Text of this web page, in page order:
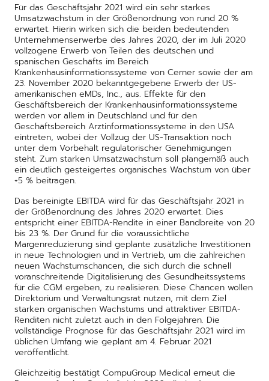
Für das Geschäftsjahr 2021 wird ein sehr starkes
Umsatzwachstum in der Größenordnung von rund 20 %
erwartet. Hierin wirken sich die beiden bedeutenden
Unternehmenserwerbe des Jahres 2020, der im Juli 2020
vollzogene Erwerb von Teilen des deutschen und
spanischen Geschäfts im Bereich
Krankenhausinformationssysteme von Cerner sowie der am
23. November 2020 bekanntgegebene Erwerb der US-
amerikanischen eMDs, Inc., aus. Effekte für den
Geschäftsbereich der Krankenhausinformationssysteme
werden vor allem in Deutschland und für den
Geschäftsbereich Arztinformationssysteme in den USA
eintreten, wobei der Vollzug der US-Transaktion noch
unter dem Vorbehalt regulatorischer Genehmigungen
steht. Zum starken Umsatzwachstum soll plangemäß auch
ein deutlich gesteigertes organisches Wachstum von über
+5 % beitragen.
Das bereinigte EBITDA wird für das Geschäftsjahr 2021 in
der Größenordnung des Jahres 2020 erwartet. Dies
entspricht einer EBITDA-Rendite in einer Bandbreite von 20
bis 23 %. Der Grund für die voraussichtliche
Margenreduzierung sind geplante zusätzliche Investitionen
in neue Technologien und in Vertrieb, um die zahlreichen
neuen Wachstumschancen, die sich durch die schnell
voranschreitende Digitalisierung des Gesundheitssystems
für die CGM ergeben, zu realisieren. Diese Chancen wollen
Direktorium und Verwaltungsrat nutzen, mit dem Ziel
starken organischen Wachstums und attraktiver EBITDA-
Renditen nicht zuletzt auch in den Folgejahren. Die
vollständige Prognose für das Geschäftsjahr 2021 wird im
üblichen Umfang wie geplant am 4. Februar 2021
veröffentlicht.
Gleichzeitig bestätigt CompuGroup Medical erneut die